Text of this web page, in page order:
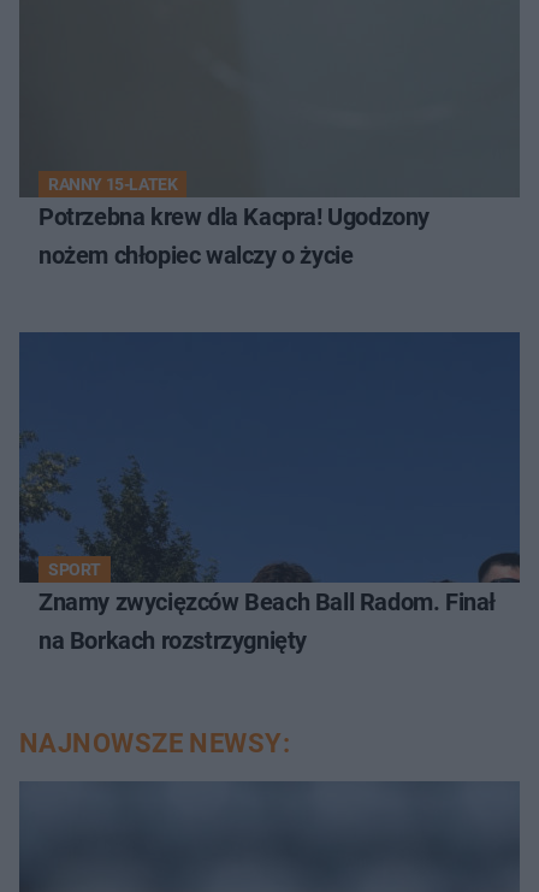
RANNY 15-LATEK
Potrzebna krew dla Kacpra! Ugodzony
nożem chłopiec walczy o życie
SPORT
Znamy zwycięzców Beach Ball Radom. Finał
na Borkach rozstrzygnięty
NAJNOWSZE NEWSY: